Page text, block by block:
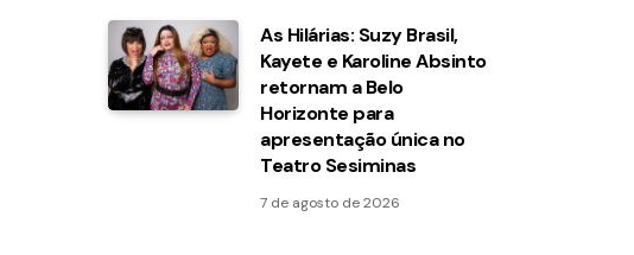
As Hilárias: Suzy Brasil,
Kayete e Karoline Absinto
retornam a Belo
Horizonte para
apresentação única no
Teatro Sesiminas
7 de agosto de 2026